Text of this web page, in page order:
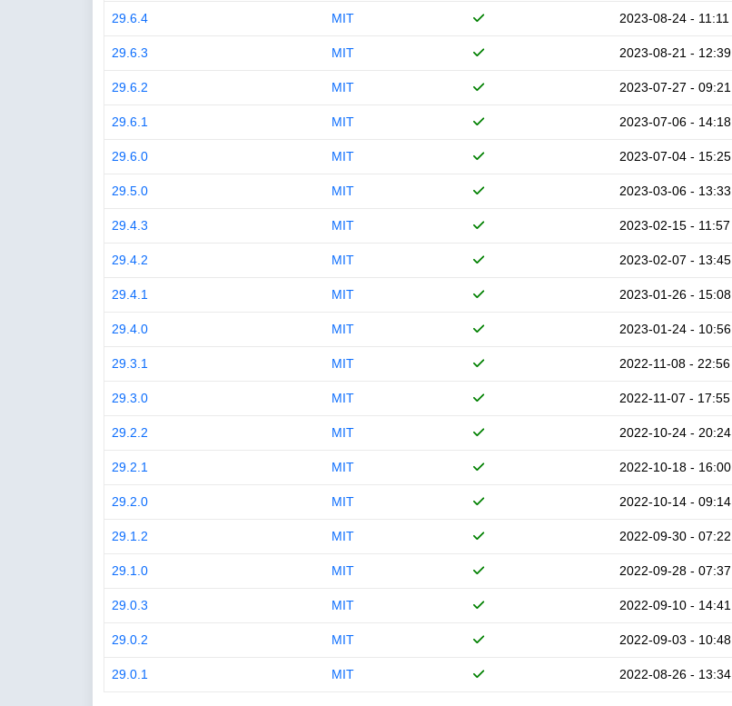
29.6.4 MIT 2023-08-24 - 11:11
29.6.3 MIT 2023-08-21 - 12:39
29.6.2 MIT 2023-07-27 - 09:21
29.6.1 MIT 2023-07-06 - 14:18
29.6.0 MIT 2023-07-04 - 15:25
29.5.0 MIT 2023-03-06 - 13:33
29.4.3 MIT 2023-02-15 - 11:57
29.4.2 MIT 2023-02-07 - 13:45
29.4.1 MIT 2023-01-26 - 15:08
29.4.0 MIT 2023-01-24 - 10:56
29.3.1 MIT 2022-11-08 - 22:56
29.3.0 MIT 2022-11-07 - 17:55
29.2.2 MIT 2022-10-24 - 20:24
29.2.1 MIT 2022-10-18 - 16:00
29.2.0 MIT 2022-10-14 - 09:14
29.1.2 MIT 2022-09-30 - 07:22
29.1.0 MIT 2022-09-28 - 07:37
29.0.3 MIT 2022-09-10 - 14:41
29.0.2 MIT 2022-09-03 - 10:48
29.0.1 MIT 2022-08-26 - 13:34